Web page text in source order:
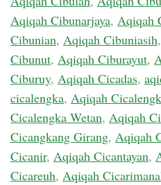
Aqiqah Cibunarjaya, Aqiqah
Cibunian, Aqiqah Cibuniasih,
Cibunut, Aqiqah Ciburayut,
Ciburuy, Aqiqah Cicadas,
cicalengka, Aqiqah
Cicalengka Wetan, Aqiqah
Cicangkang Girang, Aqiqah
Cicanir, Aqiqah Cicantayan,
Cicareuh, Aqiqah